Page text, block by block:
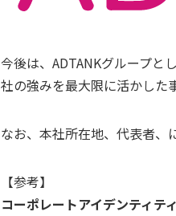
今後は、ADTANKグループと
社の強みを最大限に活かした
なお、本社所在地、代表者
【参考】
コーポレートアイデンティテ